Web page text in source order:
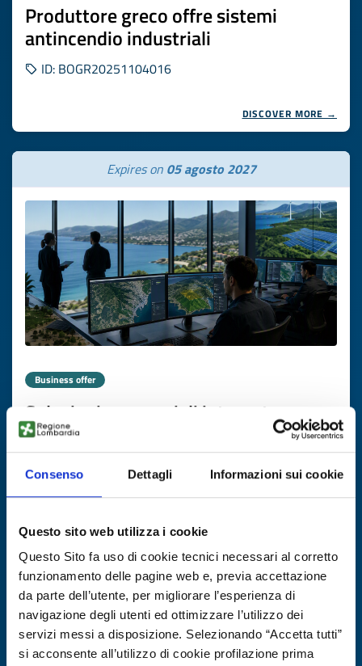
Consenso Dettagli Informazioni sui cookie
Questo sito web utilizza i cookie
Questo Sito fa uso di cookie tecnici necessari al corretto
funzionamento delle pagine web e, previa accettazione
da parte dell’utente, per migliorare l’esperienza di
navigazione degli utenti ed ottimizzare l’utilizzo dei
servizi messi a disposizione. Selezionando “Accetta tutti”
si acconsente all’utilizzo di cookie profilazione prima
Produttore greco offre sistemi
antincendio industriali
ID: BOGR20251104016
DISCOVER MORE →
Expires on 05 agosto 2027
Business offer
Soluzioni geospaziali integrate per
infrastrutture e gestione di asset da
azienda greca
ID: BOGR20260727002
Expires on17 novembre 2026